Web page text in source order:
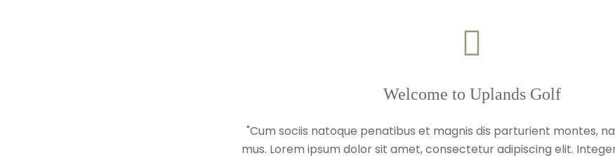
Welcome to Uplands Golf
"Cum sociis natoque penatibus et magnis dis parturient montes,
mus. Lorem ipsum dolor sit amet, consectetur adipiscing elit.